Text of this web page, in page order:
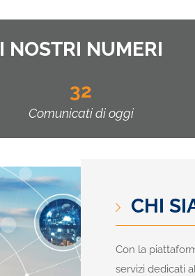
I NOSTRI NUMERI
32
Comunicati di oggi
CHI
Con la
servizi dedicati